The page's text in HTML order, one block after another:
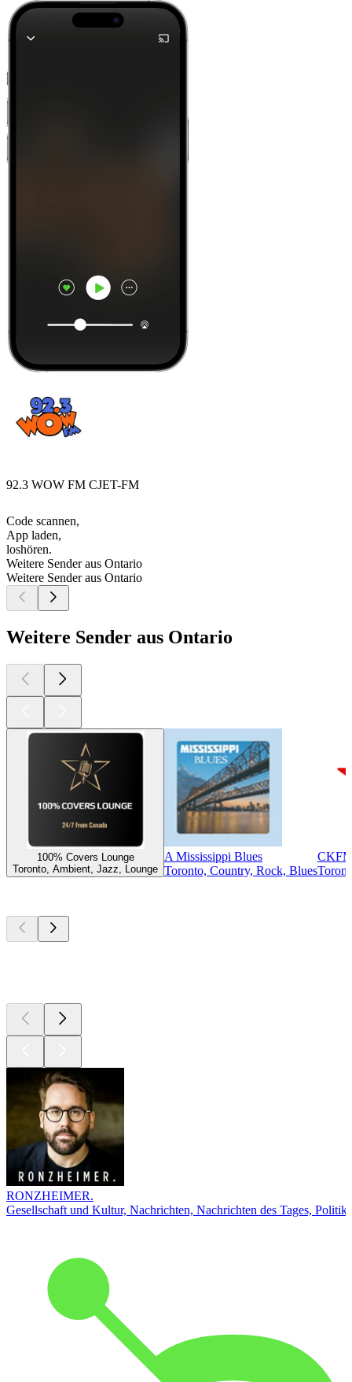
92.3 WOW FM CJET-FM
Code scannen,
App laden,
loshören.
Weitere Sender aus Ontario
Weitere Sender aus Ontario
Weitere Sender aus Ontario
100% Covers Lounge
Toronto, Ambient, Jazz, Lounge
A Mississippi Blues
Toronto, Country, Rock, Blues
RONZHEIMER.
Gesellschaft und Kultur, Nachrichten, Nachrichten des Tages, Politik